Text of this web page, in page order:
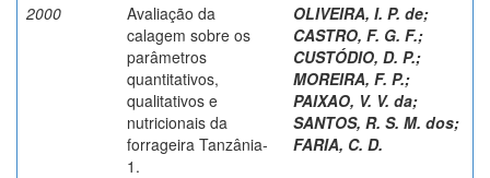
2000
Avaliação da
calagem sobre os
parâmetros
quantitativos,
qualitativos e
nutricionais da
forrageira Tanzânia-
1.
OLIVEIRA, I. P. de;
CASTRO, F. G. F.;
CUSTÓDIO, D. P.;
MOREIRA, F. P.;
PAIXAO, V. V. da;
SANTOS, R. S. M. dos;
FARIA, C. D.